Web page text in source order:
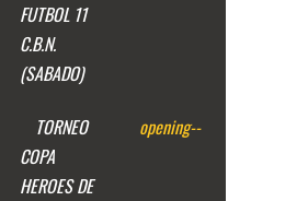
FUTBOL 11
C.B.N.
(SABADO)
TORNEO
COPA
HEROES DE
opening--